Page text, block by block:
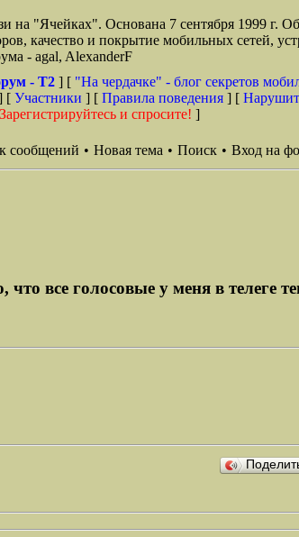
на "Ячейках". Основана 7 сентября 1999 г.
качество и покрытие мобильных сетей,
- agal, AlexanderF
- T2 ] [ "На чердачке" - блог секретов
[ Участники ] [ Правила поведения ] [
Зарегистрируйтесь и спросите! ]
сообщений • Новая тема • Поиск • Вход на
все голосовые у меня в телеге